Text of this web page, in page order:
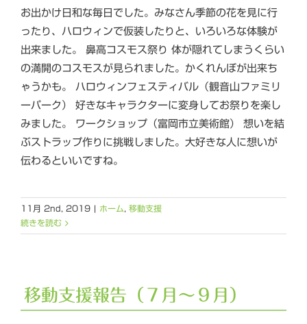
お出かけ日和な毎日でした。みなさん季節の花を見に行
ったり、ハロウィンで仮装したりと、いろいろな体験が
出来ました。 鼻高コスモス祭り 体が隠れてしまうくらい
の満開のコスモスが見られました。かくれんぼが出来ち
ゃうかも。 ハロウィンフェスティバル（観音山ファミリ
ーパーク） 好きなキャラクターに変身してお祭りを楽し
みました。 ワークショップ（富岡市立美術館） 想いを結
ぶストラップ作りに挑戦しました。大好きな人に想いが
伝わるといいですね。
11月 2nd, 2019 | ホーム
移動支援
続きを読む
移動支援報告（７月～９月）